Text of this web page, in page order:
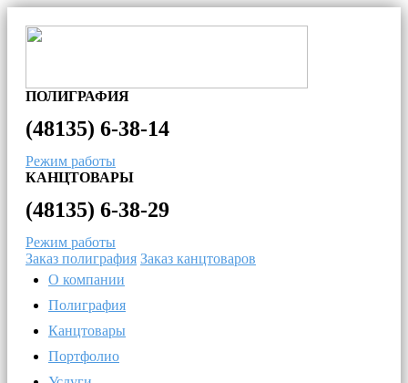
ПОЛИГРАФИЯ
(48135) 6-38-14
Режим работы
КАНЦТОВАРЫ
(48135) 6-38-29
Режим работы
Заказ полиграфия Заказ канцтоваров
О компании
Полиграфия
Канцтовары
Портфолио